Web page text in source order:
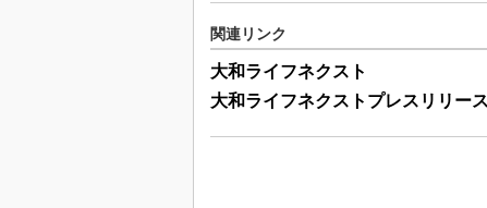
関連リンク
大和ライフネクスト
大和ライフネクストプレスリリース